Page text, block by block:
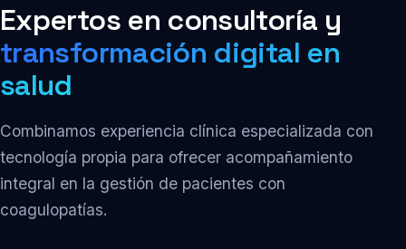
Expertos en consultoría y
transformación digital en
salud
Combinamos experiencia clínica especializada con
tecnología propia para ofrecer acompañamiento
integral en la gestión de pacientes con
coagulopatías.